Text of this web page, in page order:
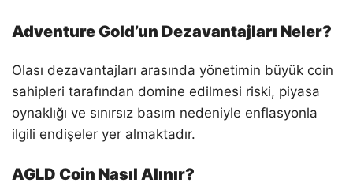
Adventure Gold’un Dezavantajları Neler?
Olası dezavantajları arasında yönetimin büyük coin
sahipleri tarafından domine edilmesi riski, piyasa
oynaklığı ve sınırsız basım nedeniyle enflasyonla
ilgili endişeler yer almaktadır.
AGLD Coin Nasıl Alınır?